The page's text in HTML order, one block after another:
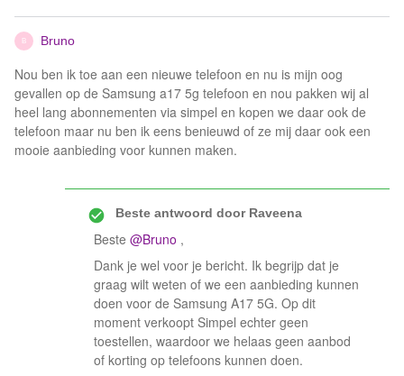
B Bruno
Nou ben ik toe aan een nieuwe telefoon en nu is mijn oog
gevallen op de Samsung a17 5g telefoon en nou pakken wij al
heel lang abonnementen via simpel en kopen we daar ook de
telefoon maar nu ben ik eens benieuwd of ze mij daar ook een
mooie aanbieding voor kunnen maken.
Beste antwoord doorRaveena
Beste ​ @Bruno ,
Dank je wel voor je bericht. Ik begrijp dat je
graag wilt weten of we een aanbieding kunnen
doen voor de Samsung A17 5G. Op dit
moment verkoopt Simpel echter geen
toestellen, waardoor we helaas geen aanbod
of korting op telefoons kunnen doen.